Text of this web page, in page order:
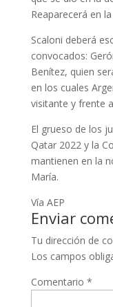
Reaparecerá en
Scaloni deberá
convocados:
Benítez, quien
en los cuales
visitante y frente
El grueso de los
Qatar 2022 y la
mantienen en la
María.
Vía AEP
Enviar
Tu dirección de
Los campos
Comentario *